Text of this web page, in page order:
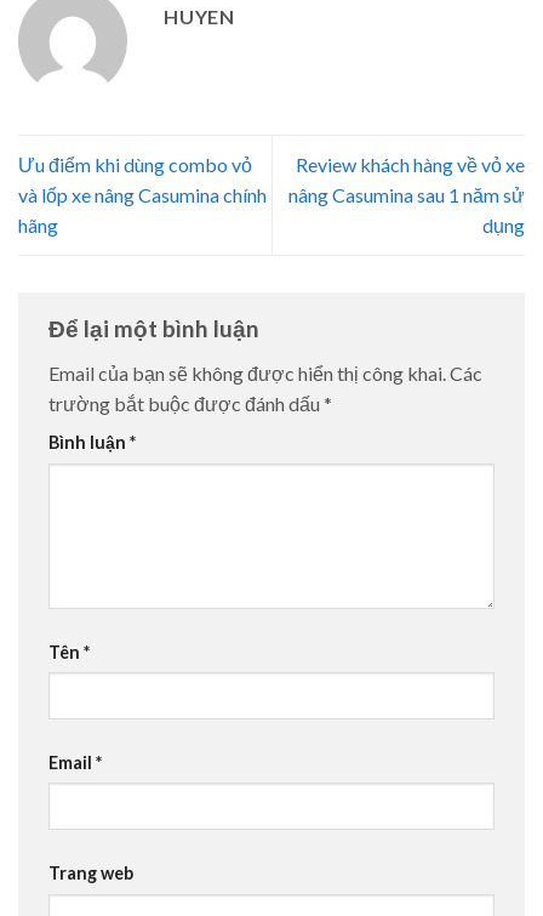
HUYEN
Ưu điểm khi dùng combo vỏ
và lốp xe nâng Casumina chính
hãng
Review khách hàng về vỏ xe
nâng Casumina sau 1 năm sử
dụng
Để lại một bình luận
Email của bạn sẽ không được hiển thị công khai.Các
trường bắt buộc được đánh dấu *
Bình luận *
Tên *
Email *
Trang web